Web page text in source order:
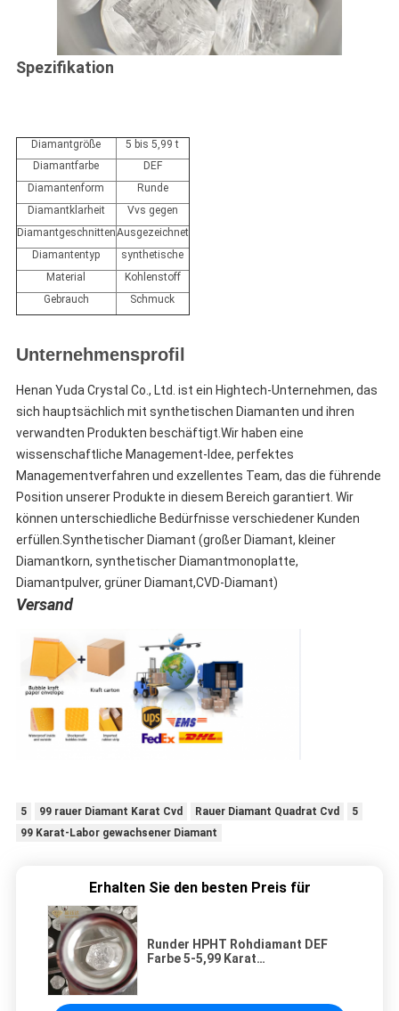
Spezifikation
Diamantgröße
5 bis 5,99 t
Diamantfarbe
DEF
Diamantenform
Runde
Diamantklarheit
Vvs gegen
DiamantgeschnittenAusgezeichnet
Diamantentyp
synthetische
Material
Kohlenstoff
Gebrauch
Schmuck
Unternehmensprofil
Henan Yuda Crystal Co., Ltd. ist ein Hightech-Unternehmen, das
sich hauptsächlich mit synthetischen Diamanten und ihren
verwandten Produkten beschäftigt.Wir haben eine
wissenschaftliche Management-Idee, perfektes
Managementverfahren und exzellentes Team, das die führende
Position unserer Produkte in diesem Bereich garantiert. Wir
können unterschiedliche Bedürfnisse verschiedener Kunden
erfüllen.Synthetischer Diamant (großer Diamant, kleiner
Diamantkorn, synthetischer Diamantmonoplatte,
Diamantpulver, grüner Diamant,CVD-Diamant)
Versand
5 99 rauer Diamant Karat Cvd Rauer Diamant Quadrat Cvd
5
99 Karat-Labor gewachsener Diamant
Erhalten Sie den besten Preis für
Runder HPHT Rohdiamant DEF
Farbe 5-5,99 Karat